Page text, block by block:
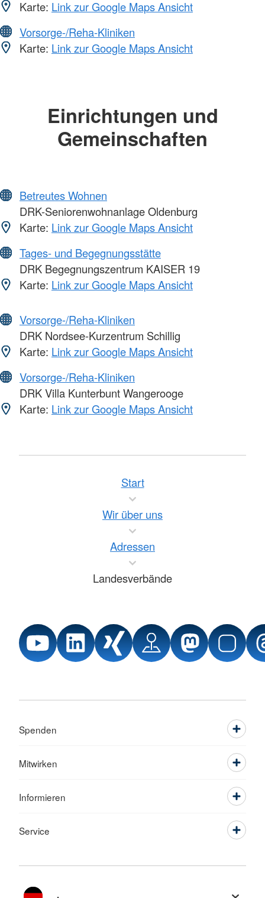
Karte: Link zur Google Maps Ansicht
Vorsorge-/Reha-Kliniken
Karte: Link zur Google Maps Ansicht
Einrichtungen und
Gemeinschaften
Betreutes Wohnen
DRK-Seniorenwohnanlage Oldenburg
Karte: Link zur Google Maps Ansicht
Tages- und Begegnungsstätte
DRK Begegnungszentrum KAISER 19
Karte: Link zur Google Maps Ansicht
Vorsorge-/Reha-Kliniken
DRK Nordsee-Kurzentrum Schillig
Karte: Link zur Google Maps Ansicht
Vorsorge-/Reha-Kliniken
DRK Villa Kunterbunt Wangerooge
Karte: Link zur Google Maps Ansicht
Start
Wir über uns
Adressen
Landesverbände
Spenden
Mitwirken
Informieren
Service
Sprache wechseln zu